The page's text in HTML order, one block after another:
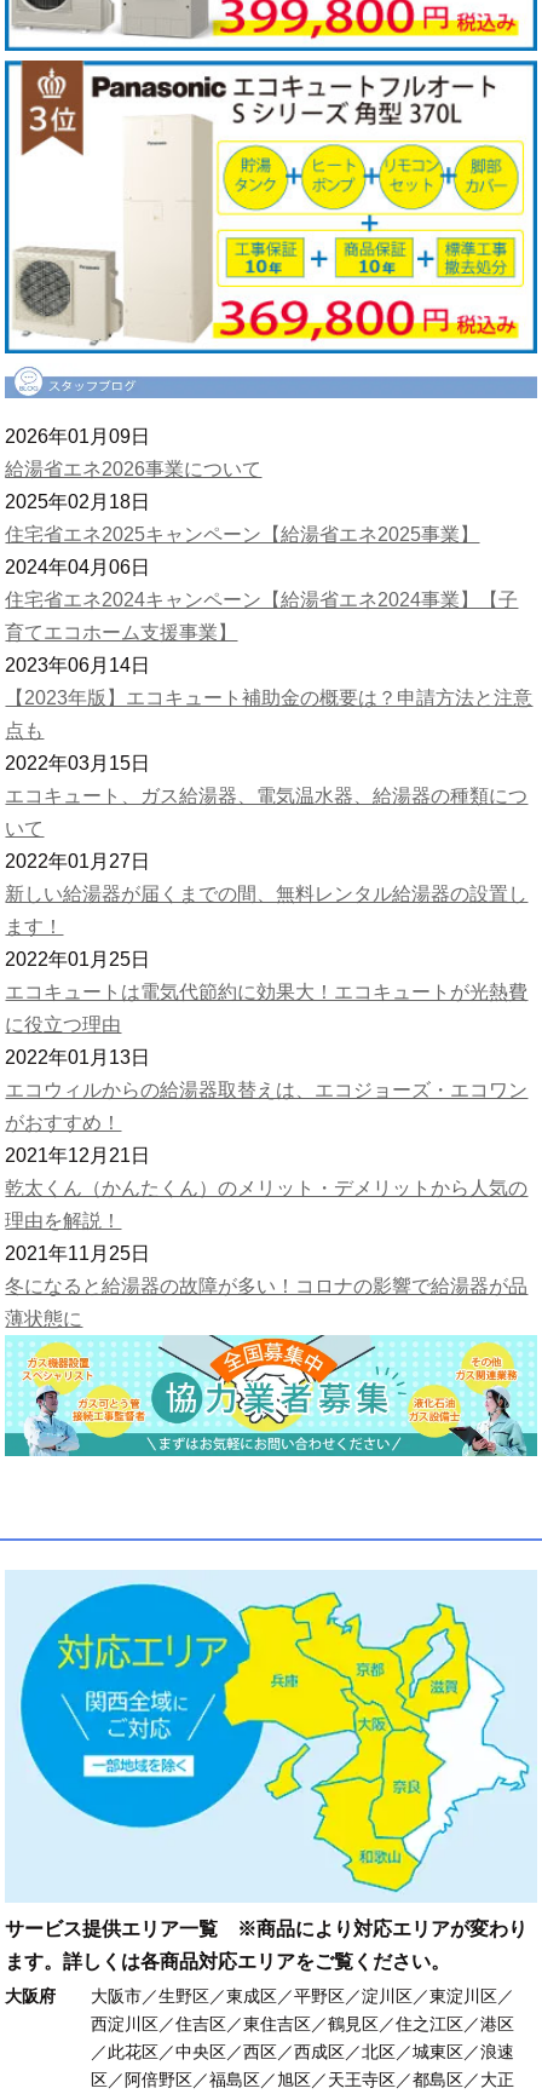
2026年01月09日
給湯省エネ2026事業について
2025年02月18日
住宅省エネ2025キャンペーン【給湯省エネ2025事業】
2024年04月06日
住宅省エネ2024キャンペーン【給湯省エネ2024事業】【子
育てエコホーム支援事業】
2023年06月14日
【2023年版】エコキュート補助金の概要は？申請方法と注意
点も
2022年03月15日
エコキュート、ガス給湯器、電気温水器、給湯器の種類につ
いて
2022年01月27日
新しい給湯器が届くまでの間、無料レンタル給湯器の設置し
ます！
2022年01月25日
エコキュートは電気代節約に効果大！エコキュートが光熱費
に役立つ理由
2022年01月13日
エコウィルからの給湯器取替えは、エコジョーズ・エコワン
がおすすめ！
2021年12月21日
乾太くん（かんたくん）のメリット・デメリットから人気の
理由を解説！
2021年11月25日
冬になると給湯器の故障が多い！コロナの影響で給湯器が品
薄状態に
サービス提供エリア一覧 ※商品により対応エリアが変わり
ます。詳しくは各商品対応エリアをご覧ください。
大阪府
大阪市／生野区／東成区／平野区／淀川区／東淀川区／
西淀川区／住吉区／東住吉区／鶴見区／住之江区／港区
／此花区／中央区／西区／西成区／北区／城東区／浪速
区／阿倍野区／福島区／旭区／天王寺区／都島区／大正